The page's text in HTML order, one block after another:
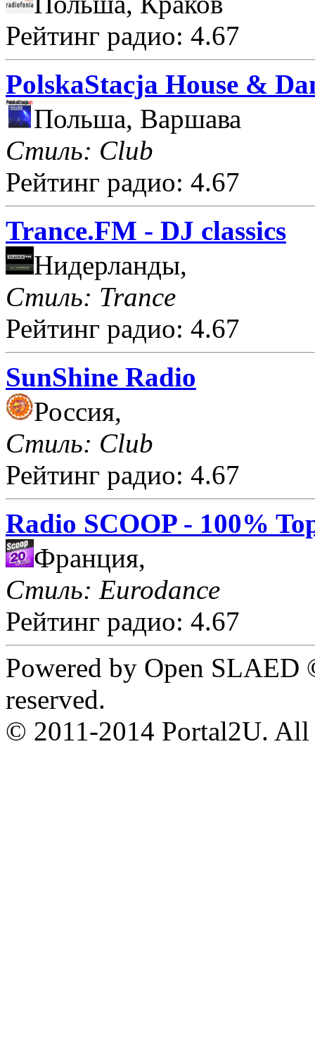
Рейтинг радио: 4.67
PolskaStacja House &
Польша, Варшава
Стиль: Club
Рейтинг радио: 4.67
Trance.FM - DJ classics
Нидерланды,
Стиль: Trance
Рейтинг радио: 4.67
SunShine Radio
Россия,
Стиль: Club
Рейтинг радио: 4.67
Radio SCOOP - 100%
Франция,
Стиль: Eurodance
Рейтинг радио: 4.67
Powered by Open
reserved.
© 2011-2014 Portal2U. All